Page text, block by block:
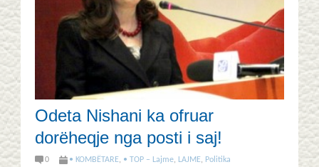
Odeta Nishani ka ofruar
dorëheqje nga posti i saj!
0 • KOMBËTARE, • TOP – Lajme, LAJME, Politika